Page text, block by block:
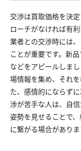
交渉は買取価格を決
ローチがなければ有
業者との交渉時には
ことが重要です。新
などをアピールしま
場情報を集め、それ
た、感情的にならず
渉が苦手な人は、自
姿勢を見せることで
に繋がる場合がありま